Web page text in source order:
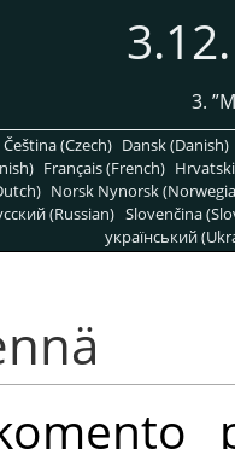
3. ”
Čeština (Czech) Dansk (Danish)
Français (French)
Norsk Nynorsk
(Russian) Slovenčina
український